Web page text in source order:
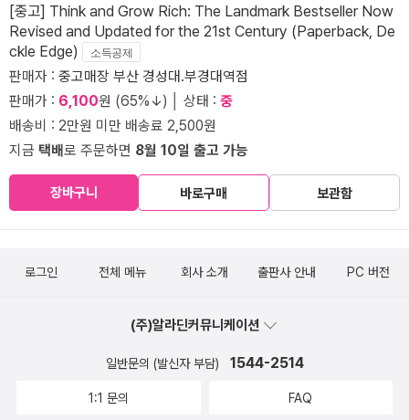
[중고] Think and Grow Rich: The Landmark Bestseller Now
Revised and Updated for the 21st Century (Paperback, De
ckle Edge)
소득공제
판매자 : 중고매장 부산 경성대.부경대역점
판매가 : 6,100원 (65%↓) │ 상태 : 중
배송비 : 2만원 미만 배송료 2,500원
지금 택배로 주문하면 8월 10일 출고 가능
장바구니 바로구매 보관함
로그인 전체 메뉴 회사 소개 출판사 안내 PC 버전
(주)알라딘커뮤니케이션
일반문의 (발신자 부담) 1544-2514
1:1 문의 FAQ